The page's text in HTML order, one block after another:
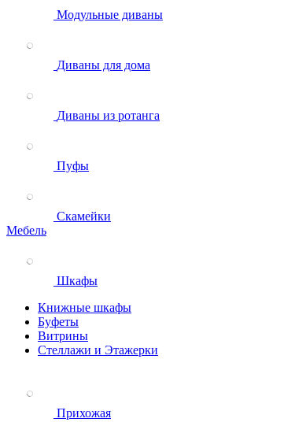
Модульные диваны
Диваны для дома
Диваны из ротанга
Пуфы
Скамейки
Мебель
Шкафы
Книжные шкафы
Буфеты
Витрины
Стеллажи и Этажерки
Прихожая